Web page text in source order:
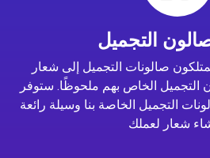
التجميل
صالونات التجميل إلى شعار
الخاص بهم ملحوظًا. ستوفر
التجميل الخاصة بنا وسيلة رائعة